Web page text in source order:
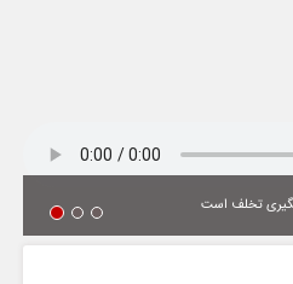
تخلف است